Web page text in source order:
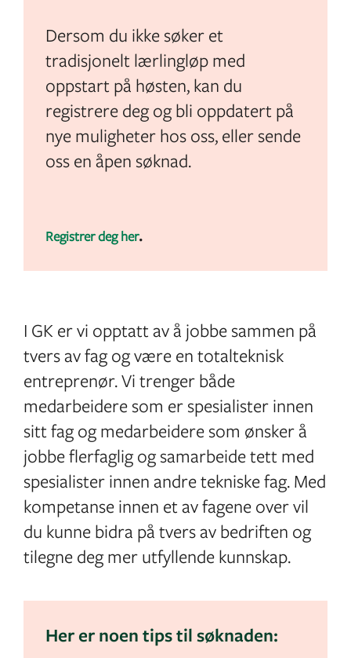
Dersom du ikke søker et
tradisjonelt lærlingløp med
oppstart på høsten, kan du
registrere deg og bli oppdatert på
nye muligheter hos oss, eller sende
oss en åpen søknad.
Registrer deg her.
I GK er vi opptatt av å jobbe sammen på
tvers av fag og være en totalteknisk
entreprenør. Vi trenger både
medarbeidere som er spesialister innen
sitt fag og medarbeidere som ønsker å
jobbe flerfaglig og samarbeide tett med
spesialister innen andre tekniske fag. Med
kompetanse innen et av fagene over vil
du kunne bidra på tvers av bedriften og
tilegne deg mer utfyllende kunnskap.
Her er noen tips til søknaden: